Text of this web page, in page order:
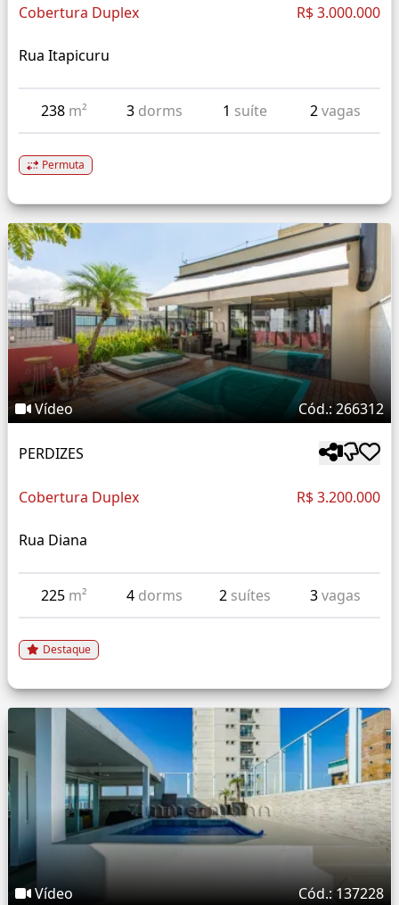
Cobertura Duplex R$ 3.000.000
Rua Itapicuru
238 m² 3 dorms 1 suíte 2vagas
Permuta
Vídeo Cód.: 266312
PERDIZES
Cobertura Duplex R$ 3.200.000
Rua Diana
225 m² 4 dorms 2 suítes 3vagas
Destaque
Vídeo Cód.: 137228